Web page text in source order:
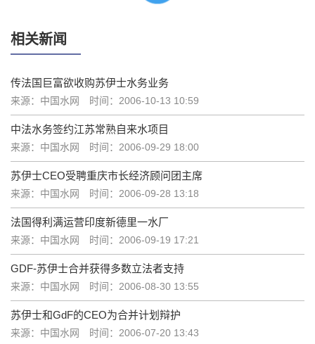
相关新闻
传法国巨富欲收购苏伊士水务业务
来源：中国水网 时间：2006-10-13 10:59
中法水务签约江苏常熟自来水项目
来源：中国水网 时间：2006-09-29 18:00
苏伊士CEO受聘重庆市长经济顾问团主席
来源：中国水网 时间：2006-09-28 13:18
法国得利满运营印度新德里一水厂
来源：中国水网 时间：2006-09-19 17:21
GDF-苏伊士合并获得多数立法者支持
来源：中国水网 时间：2006-08-30 13:55
苏伊士和GdF的CEO为合并计划辩护
来源：中国水网 时间：2006-07-20 13:43